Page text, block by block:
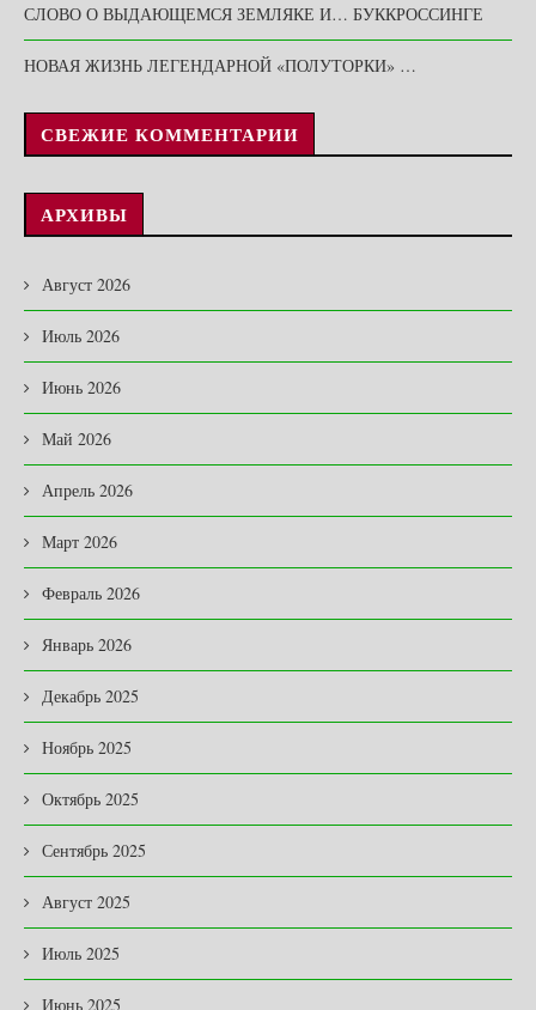
СЛОВО О ВЫДАЮЩЕМСЯ ЗЕМЛЯКЕ И… БУККРОССИНГЕ
НОВАЯ ЖИЗНЬ ЛЕГЕНДАРНОЙ «ПОЛУТОРКИ» …
СВЕЖИЕ КОММЕНТАРИИ
АРХИВЫ
Август 2026
Июль 2026
Июнь 2026
Май 2026
Апрель 2026
Март 2026
Февраль 2026
Январь 2026
Декабрь 2025
Ноябрь 2025
Октябрь 2025
Сентябрь 2025
Август 2025
Июль 2025
Июнь 2025